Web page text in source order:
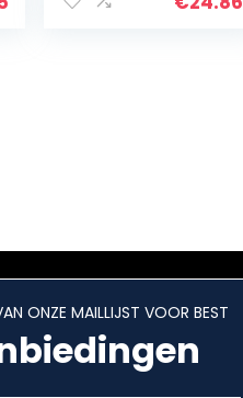
ONZE MAILLIJST VOOR BEST